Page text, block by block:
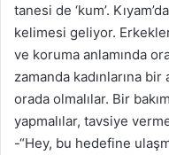
tanesi de ‘kum’.
kelimesi geliyor.
ve koruma anlamında
zamanda kadınlarına
orada olmalılar. Bir
yapmalılar, tavsiye
-“Hey, bu hedefine